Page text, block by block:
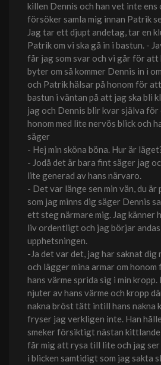
killen Dennis och han vet inte ens
försöker samla mig innan Patrik
Jag tar ett djupt andetag, tar en
Patrik om vi ska gå in i bastun. -
får jag som svar och vi går för att
byter om så kommer Dennis in i
och Patrik hälsar på honom för
bastun i väntan på att jag ska bli
jag och Dennis blir kvar själva för
honom med lite nervös blick och
säger
- Hej min sköna böna. Hur är
- Jodå det är bara fint säger jag
lite generad av hans närvaro.
- Det var länge sen min vän, du är
som jag minns dig säger Dennis
ett steg närmare mig. Jag känner
liv ordentligt och jag börjar
upphetsningen.
-Ja det var det, jag har saknat dig
och lägger mina armar om
hans värme sprida sig i min kropp.
njuter av hans värme och kropp
nakna bröst tätt intill hans nakna
fryser jag verkligen inte. Han
smeker försiktigt nästan
får mig att rysa till lite och jag ser
i blicken samtidigt som jag sakta